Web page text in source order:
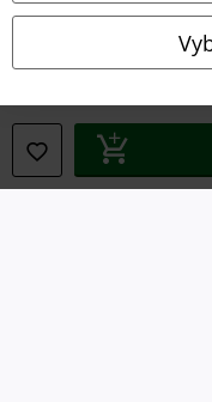
Informace o přístupnosti
Odstoupení od smlouvy